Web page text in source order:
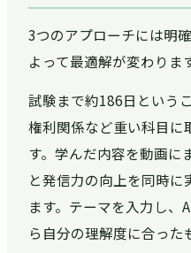
3つのアプローチには明
よって最適解が変わります
試験まで約186日という
権利関係など重い科目に
す。学んだ内容を動画に
と発信力の向上を同時
ます。テーマを入力し、
ら自分の理解度に合っ